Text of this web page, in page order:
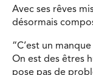
Avec ses rêves
désormais
“C’est un
On est des êtres
pose pas de